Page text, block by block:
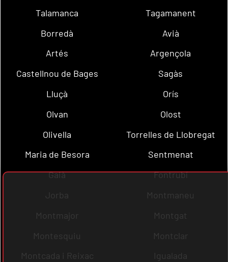
Talamanca
Tagamanent
Borredà
Avià
Artés
Argençola
Castellnou de Bages
Sagàs
Lluçà
Orís
Olvan
Olost
Olivella
Torrelles de Llobregat
Maria de Besora
Sentmenat
Gaià
Fontrubí
Jorba
Montmaneu
Montmajor
Montgat
Montesquiu
Montclar
Montcada i Reixac
Igualada